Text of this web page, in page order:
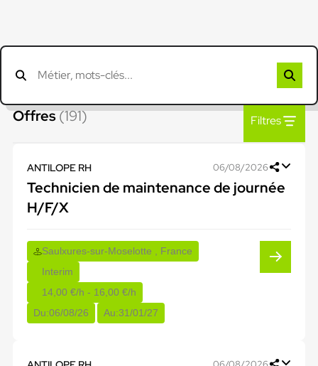
Offres(191) Filtres
ANTILOPE RH 06/08/2026
Technicien de maintenance de journée
H/F/X
Saulxures-sur-Moselotte , France
Interim
14,00 €/h - 16,00 €/h
Du:06/08/26 Au:31/01/27